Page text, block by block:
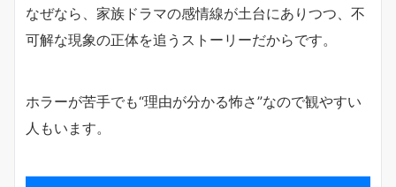
なぜなら、家族ドラマの感情線が土台にありつつ、不
可解な現象の正体を追うストーリーだからです。
ホラーが苦手でも“理由が分かる怖さ”なので観やすい
人もいます。